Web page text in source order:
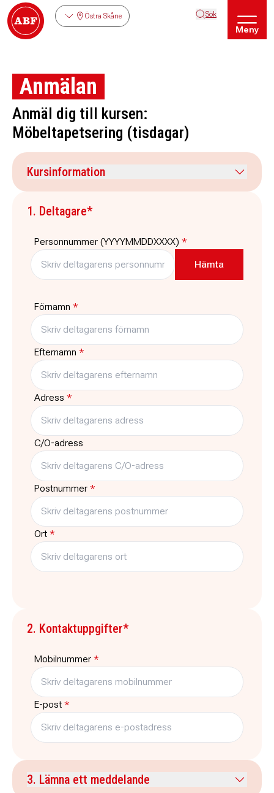
Östra Skåne Sök
Meny
Anmälan
Anmäl dig till kursen:
Möbeltapetsering (tisdagar)
Kursinformation
Kursdatum
15 september 2026
Tid
18:00 - 21:00
Plats
Möbelverkstad,
Brobyvägen 11D Sibbhult
Typ
Kurs 10
1. Deltagare*
Personnummer (YYYYMMDDXXXX) *
Förnamn *
Efternamn *
Adress *
C/O-adress
Postnummer *
Ort *
2. Kontaktuppgifter*
Mobilnummer *
E-post *
3. Lämna ett meddelande